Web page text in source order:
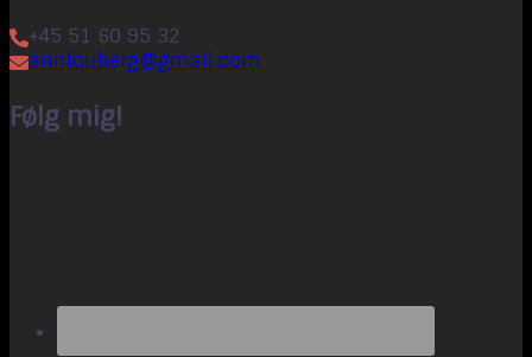
+45 51 60 95 32
annlouberg@gmail.com
Følg mig!